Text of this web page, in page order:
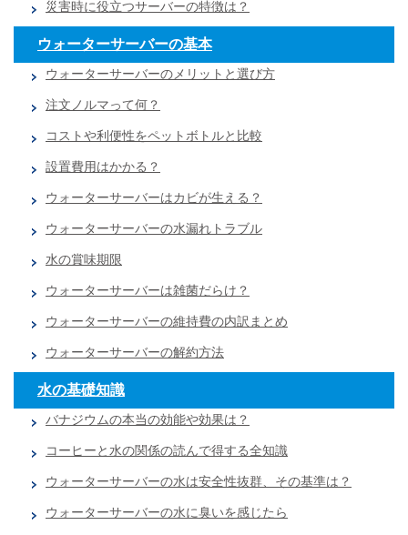
災害時に役立つサーバーの特徴は？
ウォーターサーバーの基本
ウォーターサーバーのメリットと選び方
注文ノルマって何？
コストや利便性をペットボトルと比較
設置費用はかかる？
ウォーターサーバーはカビが生える？
ウォーターサーバーの水漏れトラブル
水の賞味期限
ウォーターサーバーは雑菌だらけ？
ウォーターサーバーの維持費の内訳まとめ
ウォーターサーバーの解約方法
水の基礎知識
バナジウムの本当の効能や効果は？
コーヒーと水の関係の読んで得する全知識
ウォーターサーバーの水は安全性抜群、その基準は？
ウォーターサーバーの水に臭いを感じたら